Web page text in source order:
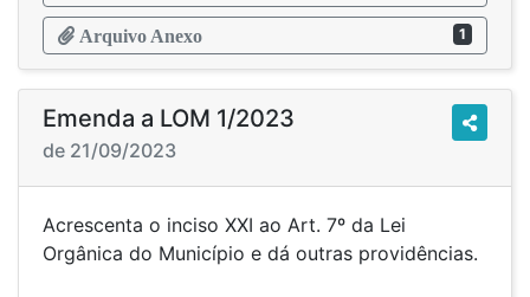
Arquivo Anexo 1
Emenda a LOM 1/2023
de 21/09/2023
Acrescenta o inciso XXI ao Art. 7º da Lei
Orgânica do Município e dá outras providências.